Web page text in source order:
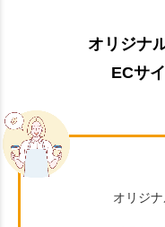
オリジナ
ECサ
オリジ